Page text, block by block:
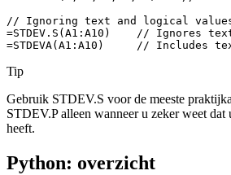
// Ignoring text and logical
=STDEV.S(A1:A10)    // Ignores
=STDEVA(A1:A10)     // Includes
Tip
Gebruik STDEV.S voor de meeste
STDEV.P alleen wanneer u zeker weet
heeft.
Python: overzicht